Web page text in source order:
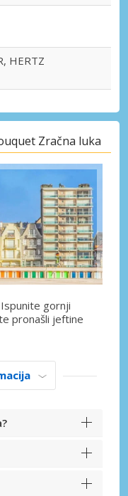
HERTZ
Zračna luka
gornji
pronašli jeftine